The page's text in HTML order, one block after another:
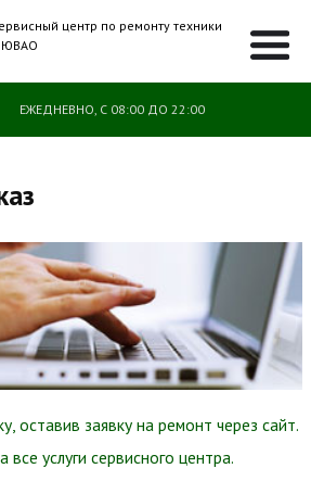
центр по ремонту техники
ЮВАО
ЕЖЕДНЕВНО, С 08:00 ДО 22:00
оставив заявку на ремонт через сайт.
услуги сервисного центра.